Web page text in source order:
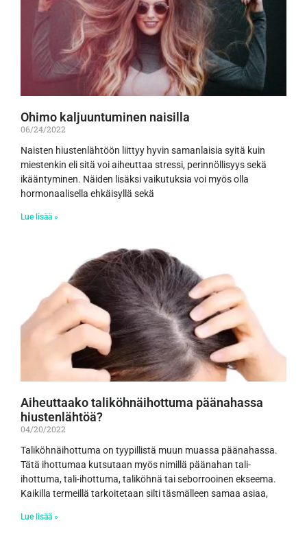
Ohimo kaljuuntuminen naisilla
06/24/2022
Naisten hiustenlähtöön liittyy hyvin samanlaisia syitä kuin
miestenkin eli sitä voi aiheuttaa stressi, perinnöllisyys sekä
ikääntyminen. Näiden lisäksi vaikutuksia voi myös olla
hormonaalisella ehkäisyllä sekä
Lue lisää »
Aiheuttaako taliköhnäihottuma päänahassa
hiustenlähtöä?
04/20/2022
Taliköhnäihottuma on tyypillistä muun muassa päänahassa.
Tätä ihottumaa kutsutaan myös nimillä päänahan tali-
ihottuma, tali-ihottuma, taliköhnä tai seborrooinen ekseema.
Kaikilla termeillä tarkoitetaan silti täsmälleen samaa asiaa,
Lue lisää »